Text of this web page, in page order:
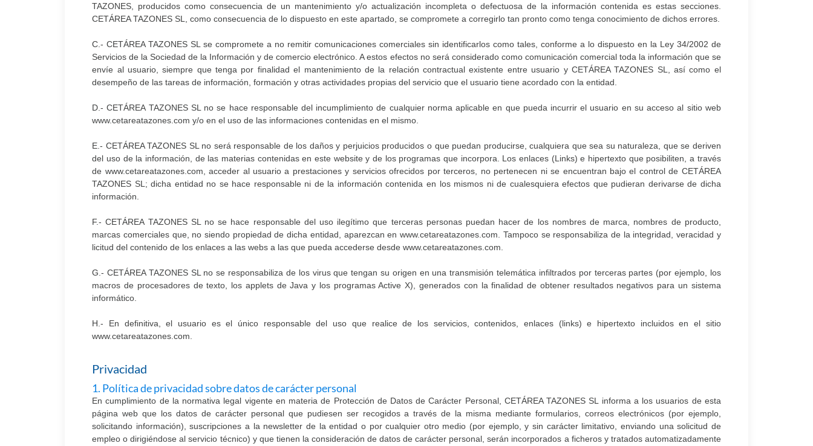
TAZONES, producidos como consecuencia de un mantenimiento y/o actualización incompleta o defectuosa de la información contenida es estas secciones.
CETÁREA TAZONES SL, como consecuencia de lo dispuesto en este apartado, se compromete a corregirlo tan pronto como tenga conocimiento de dichos errores.
C.- CETÁREA TAZONES SL se compromete a no remitir comunicaciones comerciales sin identificarlos como tales, conforme a lo dispuesto en la Ley 34/2002 de
Servicios de la Sociedad de la Información y de comercio electrónico. A estos efectos no será considerado como comunicación comercial toda la información que se
envíe al usuario, siempre que tenga por finalidad el mantenimiento de la relación contractual existente entre usuario y CETÁREA TAZONES SL, así como el
desempeño de las tareas de información, formación y otras actividades propias del servicio que el usuario tiene acordado con la entidad.
D.- CETÁREA TAZONES SL no se hace responsable del incumplimiento de cualquier norma aplicable en que pueda incurrir el usuario en su acceso al sitio web
www.cetareatazones.com y/o en el uso de las informaciones contenidas en el mismo.
E.- CETÁREA TAZONES SL no será responsable de los daños y perjuicios producidos o que puedan producirse, cualquiera que sea su naturaleza, que se deriven
del uso de la información, de las materias contenidas en este website y de los programas que incorpora. Los enlaces (Links) e hipertexto que posibiliten, a través
de www.cetareatazones.com, acceder al usuario a prestaciones y servicios ofrecidos por terceros, no pertenecen ni se encuentran bajo el control de CETÁREA
TAZONES SL; dicha entidad no se hace responsable ni de la información contenida en los mismos ni de cualesquiera efectos que pudieran derivarse de dicha
información.
F.- CETÁREA TAZONES SL no se hace responsable del uso ilegítimo que terceras personas puedan hacer de los nombres de marca, nombres de producto,
marcas comerciales que, no siendo propiedad de dicha entidad, aparezcan en www.cetareatazones.com. Tampoco se responsabiliza de la integridad, veracidad y
licitud del contenido de los enlaces a las webs a las que pueda accederse desde www.cetareatazones.com.
G.- CETÁREA TAZONES SL no se responsabiliza de los virus que tengan su origen en una transmisión telemática infiltrados por terceras partes (por ejemplo, los
macros de procesadores de texto, los applets de Java y los programas Active X), generados con la finalidad de obtener resultados negativos para un sistema
informático.
H.- En definitiva, el usuario es el único responsable del uso que realice de los servicios, contenidos, enlaces (links) e hipertexto incluidos en el sitio
www.cetareatazones.com.
Privacidad
1. Política de privacidad sobre datos de carácter personal
En cumplimiento de la normativa legal vigente en materia de Protección de Datos de Carácter Personal, CETÁREA TAZONES SL informa a los usuarios de esta
página web que los datos de carácter personal que pudiesen ser recogidos a través de la misma mediante formularios, correos electrónicos (por ejemplo,
solicitando información), suscripciones a la newsletter de la entidad o por cualquier otro medio (por ejemplo, y sin carácter limitativo, enviando una solicitud de
empleo o dirigiéndose al servicio técnico) y que tienen la consideración de datos de carácter personal, serán incorporados a ficheros y tratados automatizadamente